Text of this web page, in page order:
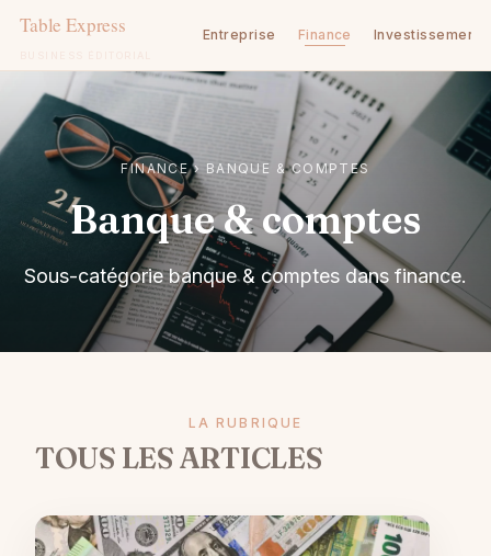
Entreprise Finance Investissement
contenu
FINANCE › BANQUE & COMPTES
Banque & comptes
Sous-catégorie banque & comptes dans finance.
LA RUBRIQUE
TOUS LES ARTICLES